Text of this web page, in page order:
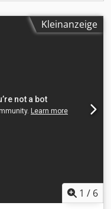
Angaben
Ak Uokr
Kleinanzeige
1 / 6